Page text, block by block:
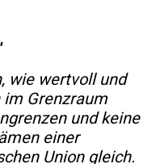
wie wertvoll und
Grenzraum
und keine
einer
Union gleich.